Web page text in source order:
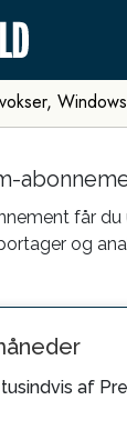
får
og
af